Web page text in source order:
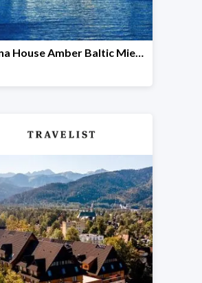
Vienna House Amber Baltic Miedzyzdroje -27%